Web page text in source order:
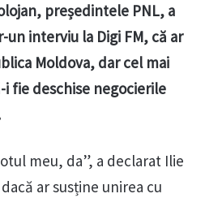
președintele PNL, a
interviu la Digi FM, că ar
Moldova, dar cel mai
fie deschise negocierile
meu, da”, a declarat Ilie
ar susține unirea cu